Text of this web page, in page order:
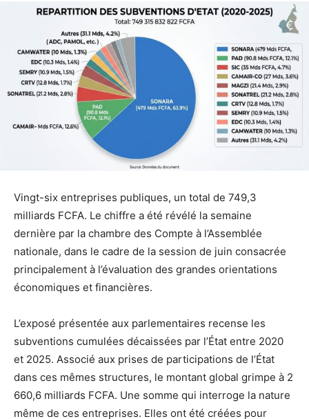
Vingt-six entreprises publiques, un total de 749,3
milliards FCFA. Le chiffre a été révélé la semaine
dernière par la chambre des Compte à l’Assemblée
nationale, dans le cadre de la session de juin consacrée
principalement à l’évaluation des grandes orientations
économiques et financières.
L’exposé présentée aux parlementaires recense les
subventions cumulées décaissées par l’État entre 2020
et 2025. Associé aux prises de participations de l’État
dans ces mêmes structures, le montant global grimpe à 2
660,6 milliards FCFA. Une somme qui interroge la nature
même de ces entreprises. Elles ont été créées pour